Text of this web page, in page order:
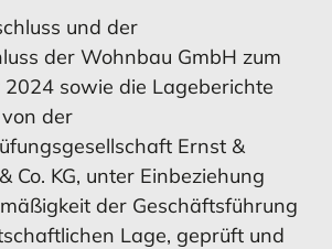
und der
der Wohnbau GmbH zum
2024 sowie die Lageberichte
der
Ernst &
Co. KG, unter Einbeziehung
der Geschäftsführung
Lage, geprüft und